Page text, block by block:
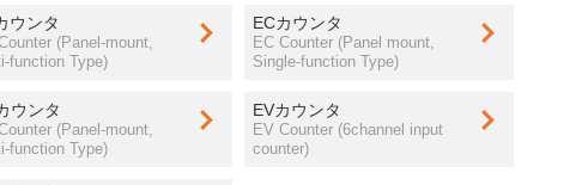
ウンタ
(Panel-mount,
function Type)
ECカウンタ
EC Counter (Panel mount,
Single-function Type)
ウンタ
(Panel-mount,
function Type)
EVカウンタ
EV Counter (6channel input
counter)